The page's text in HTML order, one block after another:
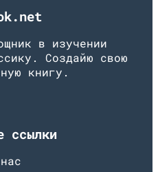
в изучении
Создайю свою
книгу.
ссылки